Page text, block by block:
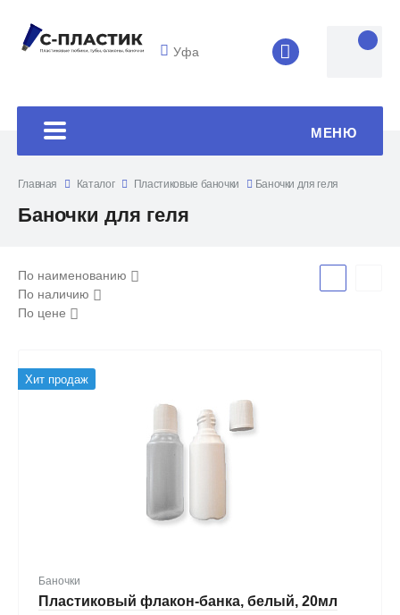
Уфа 8 (4852) 33-
МЕНЮ
Главная Каталог Пластиковые баночки Баночки для геля
Баночки для геля
По наименованию
По наличию
По цене
Хит продаж
Баночки
Пластиковый флакон-банка, белый, 20мл